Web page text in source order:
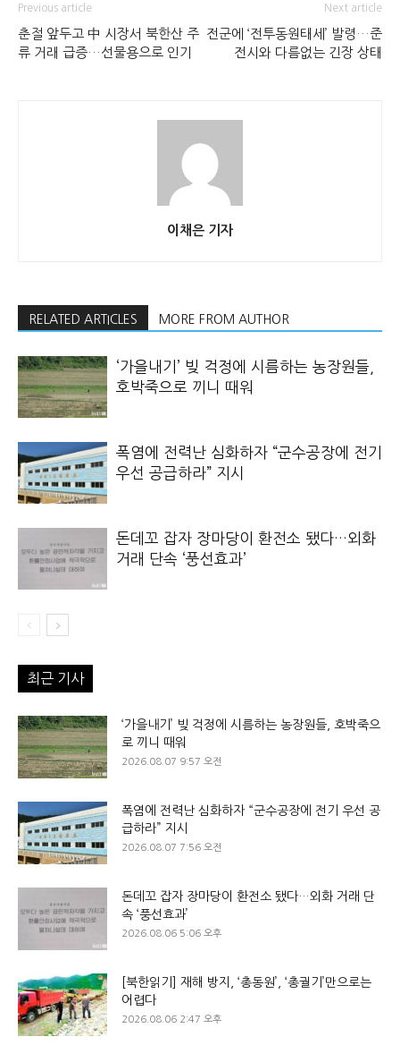
Previous article
춘절 앞두고 中 시장서 북한산 주
류 거래 급증…선물용으로 인기
Next article
전군에 ‘전투동원태세’ 발령…준
전시와 다름없는 긴장 상태
이채은 기자
RELATED ARTICLES MORE FROM AUTHOR
‘가을내기’ 빚 걱정에 시름하는 농장원들,
호박죽으로 끼니 때워
폭염에 전력난 심화하자 “군수공장에 전기
우선 공급하라” 지시
돈데꼬 잡자 장마당이 환전소 됐다…외화
거래 단속 ‘풍선효과’
최근 기사
‘가을내기’ 빚 걱정에 시름하는 농장원들, 호박죽으
로 끼니 때워
2026.08.07 9:57 오전
폭염에 전력난 심화하자 “군수공장에 전기 우선 공
급하라” 지시
2026.08.07 7:56 오전
돈데꼬 잡자 장마당이 환전소 됐다…외화 거래 단
속 ‘풍선효과’
2026.08.06 5:06 오후
[북한읽기] 재해 방지, ‘총동원’, ‘총궐기’만으로는
어렵다
2026.08.06 2:47 오후